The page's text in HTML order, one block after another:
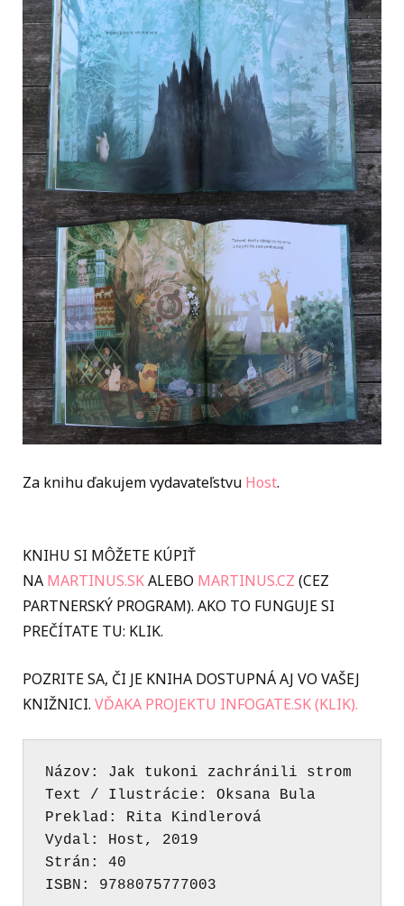
Za knihu ďakujem vydavateľstvu Host.
KNIHU SI MÔŽETE KÚPIŤ
NA MARTINUS.SKALEBO MARTINUS.CZ (CEZ
PARTNERSKÝ PROGRAM). AKO TO FUNGUJE SI
PREČÍTATE TU: KLIK.
POZRITE SA, ČI JE KNIHA DOSTUPNÁ AJ VO VAŠEJ
KNIŽNICI. VĎAKA PROJEKTU INFOGATE.SK (KLIK).
Text / Ilustrácie: Oksana Bula
Preklad: Rita Kindlerová
Vydal: Host, 2019
Strán: 40
ISBN: 9788075777003